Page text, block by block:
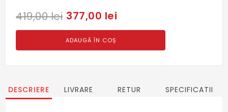
419,00 lei 377,00 lei
ADAUGĂ ÎN COȘ
DESCRIERE LIVRARE RETUR SPECIFICATII